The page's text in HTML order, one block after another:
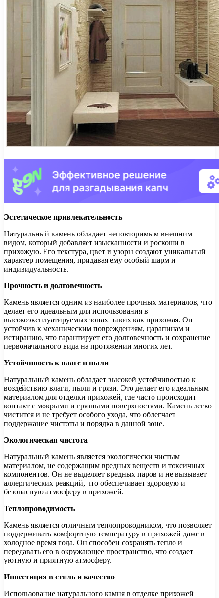
Эстетическое привлекательность
Натуральный камень обладает неповторимым внешним
видом, который добавляет изысканности и роскоши в
прихожую. Его текстура, цвет и узоры создают уникальный
характер помещения, придавая ему особый шарм и
индивидуальность.
Прочность и долговечность
Камень является одним из наиболее прочных материалов, что
делает его идеальным для использования в
высокоэксплуатируемых зонах, таких как прихожая. Он
устойчив к механическим повреждениям, царапинам и
истиранию, что гарантирует его долговечность и сохранение
первоначального вида на протяжении многих лет.
Устойчивость к влаге и пыли
Натуральный камень обладает высокой устойчивостью к
воздействию влаги, пыли и грязи. Это делает его идеальным
материалом для отделки прихожей, где часто происходит
контакт с мокрыми и грязными поверхностями. Камень легко
чистится и не требует особого ухода, что облегчает
поддержание чистоты и порядка в данной зоне.
Экологическая чистота
Натуральный камень является экологически чистым
материалом, не содержащим вредных веществ и токсичных
компонентов. Он не выделяет вредных паров и не вызывает
аллергических реакций, что обеспечивает здоровую и
безопасную атмосферу в прихожей.
Теплопроводимость
Камень является отличным теплопроводником, что позволяет
поддерживать комфортную температуру в прихожей даже в
холодное время года. Он способен сохранять тепло и
передавать его в окружающее пространство, что создает
уютную и приятную атмосферу.
Инвестиция в стиль и качество
Использование натурального камня в отделке прихожей